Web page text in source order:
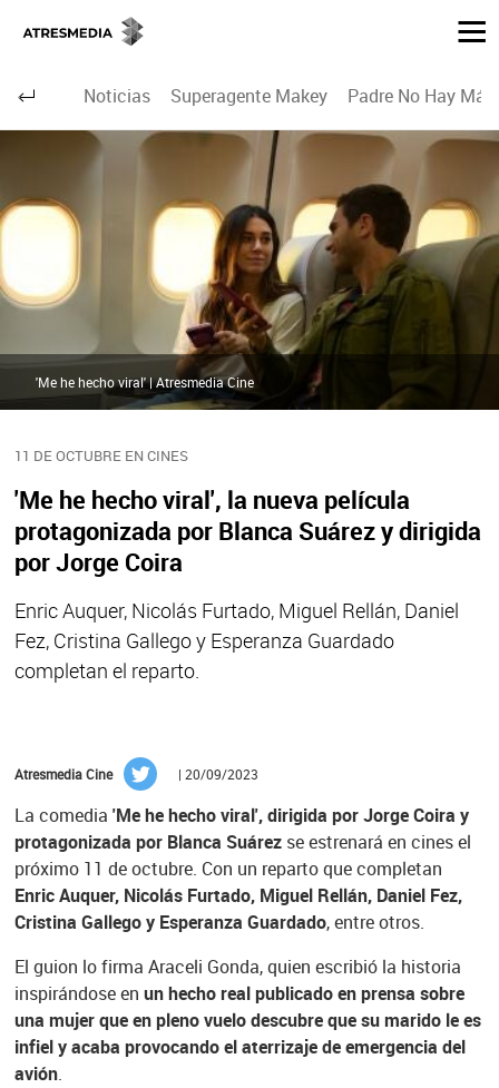
Noticias Superagente Makey Padre No Hay
11 DE OCTUBRE EN CINES
'Me he hecho viral', la nueva película
protagonizada por Blanca Suárez y dirigida
por Jorge Coira
Enric Auquer, Nicolás Furtado, Miguel Rellán, Daniel
Fez, Cristina Gallego y Esperanza Guardado
completan el reparto.
'Me he hecho viral' | Atresmedia Cine
Atresmedia Cine | 20/09/2023
La comedia 'Me he hecho viral', dirigida por Jorge Coira y
protagonizada por Blanca Suárez se estrenará en cines el
próximo 11 de octubre. Con un reparto que completan
Enric Auquer, Nicolás Furtado, Miguel Rellán, Daniel Fez,
Cristina Gallego y Esperanza Guardado, entre otros.
El guion lo firma Araceli Gonda, quien escribió la historia
inspirándose en un hecho real publicado en prensa sobre
una mujer que en pleno vuelo descubre que su marido le es
infiel y acaba provocando el aterrizaje de emergencia del
avión.